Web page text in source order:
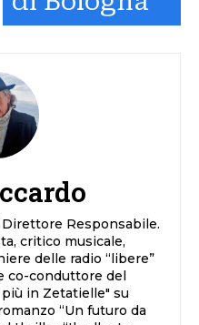
Direttore Responsabile.
critico musicale,
delle radio “libere”
co-conduttore del
in Zetatielle" su
“Un futuro da